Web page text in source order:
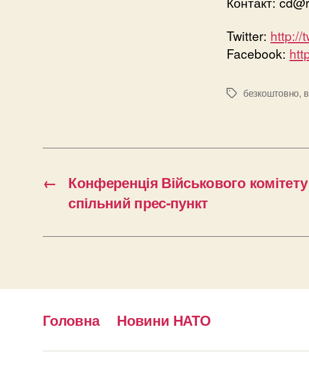
Twitter: http://
Facebook:
Позначки
безкоштовно,
←
Конференція Військового
спільний прес-пункт
Головна Новини НАТО